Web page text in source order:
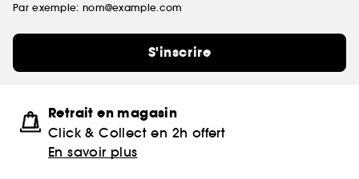
Par exemple: nom@example.com
S'inscrire
Retrait en magasin
Click & Collect en 2h offert
En savoir plus